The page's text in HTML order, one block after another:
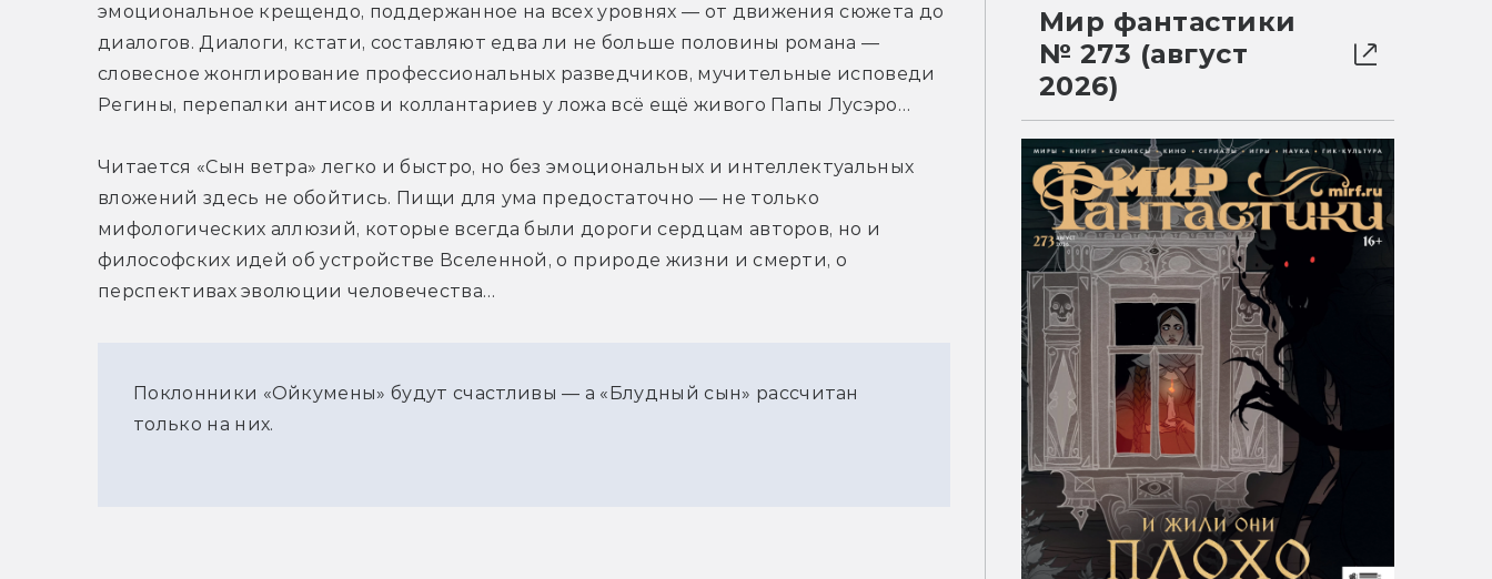
эмоциональное крещендо, поддержанное на всех уровнях — от движения сюжета до
диалогов. Диалоги, кстати, составляют едва ли не больше половины романа —
словесное жонглирование профессиональных разведчиков, мучительные исповеди
Регины, перепалки антисов и коллантариев у ложа всё ещё живого Папы Лусэро…
Читается «Сын ветра» легко и быстро, но без эмоциональных и интеллектуальных
вложений здесь не обойтись. Пищи для ума предостаточно — не только
мифологических аллюзий, которые всегда были дороги сердцам авторов, но и
философских идей об устройстве Вселенной, о природе жизни и смерти, о
перспективах эволюции человечества…
Поклонники «Ойкумены» будут счастливы — а «Блудный сын» рассчитан
только на них.
Мир фантастики
№ 273 (август
2026)